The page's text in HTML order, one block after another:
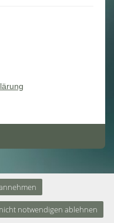
notwendigen ablehnen